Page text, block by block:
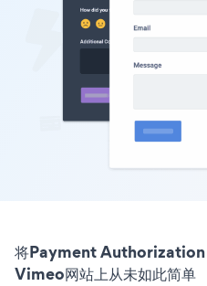
将Payment Authorization
Vimeo网站上从未如此简单